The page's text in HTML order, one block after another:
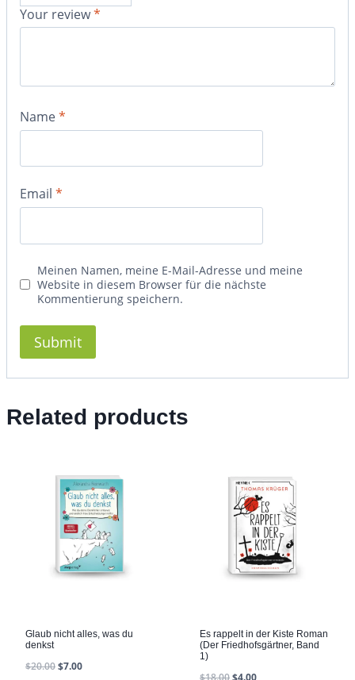
Your review*
Name*
Email *
Meinen Namen, meine E-Mail-Adresse und meine
Website in diesem Browser für die nächste
Kommentierung speichern.
Related products
Glaub nicht alles, was du
denkst
$20.00$7.00
Es rappelt in der Kiste Roman
(Der Friedhofsgärtner, Band
1)
$18.00$4.00